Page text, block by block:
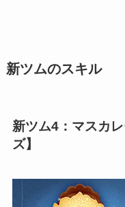
新ツムのスキル
新ツム4：マスカ
ズ】